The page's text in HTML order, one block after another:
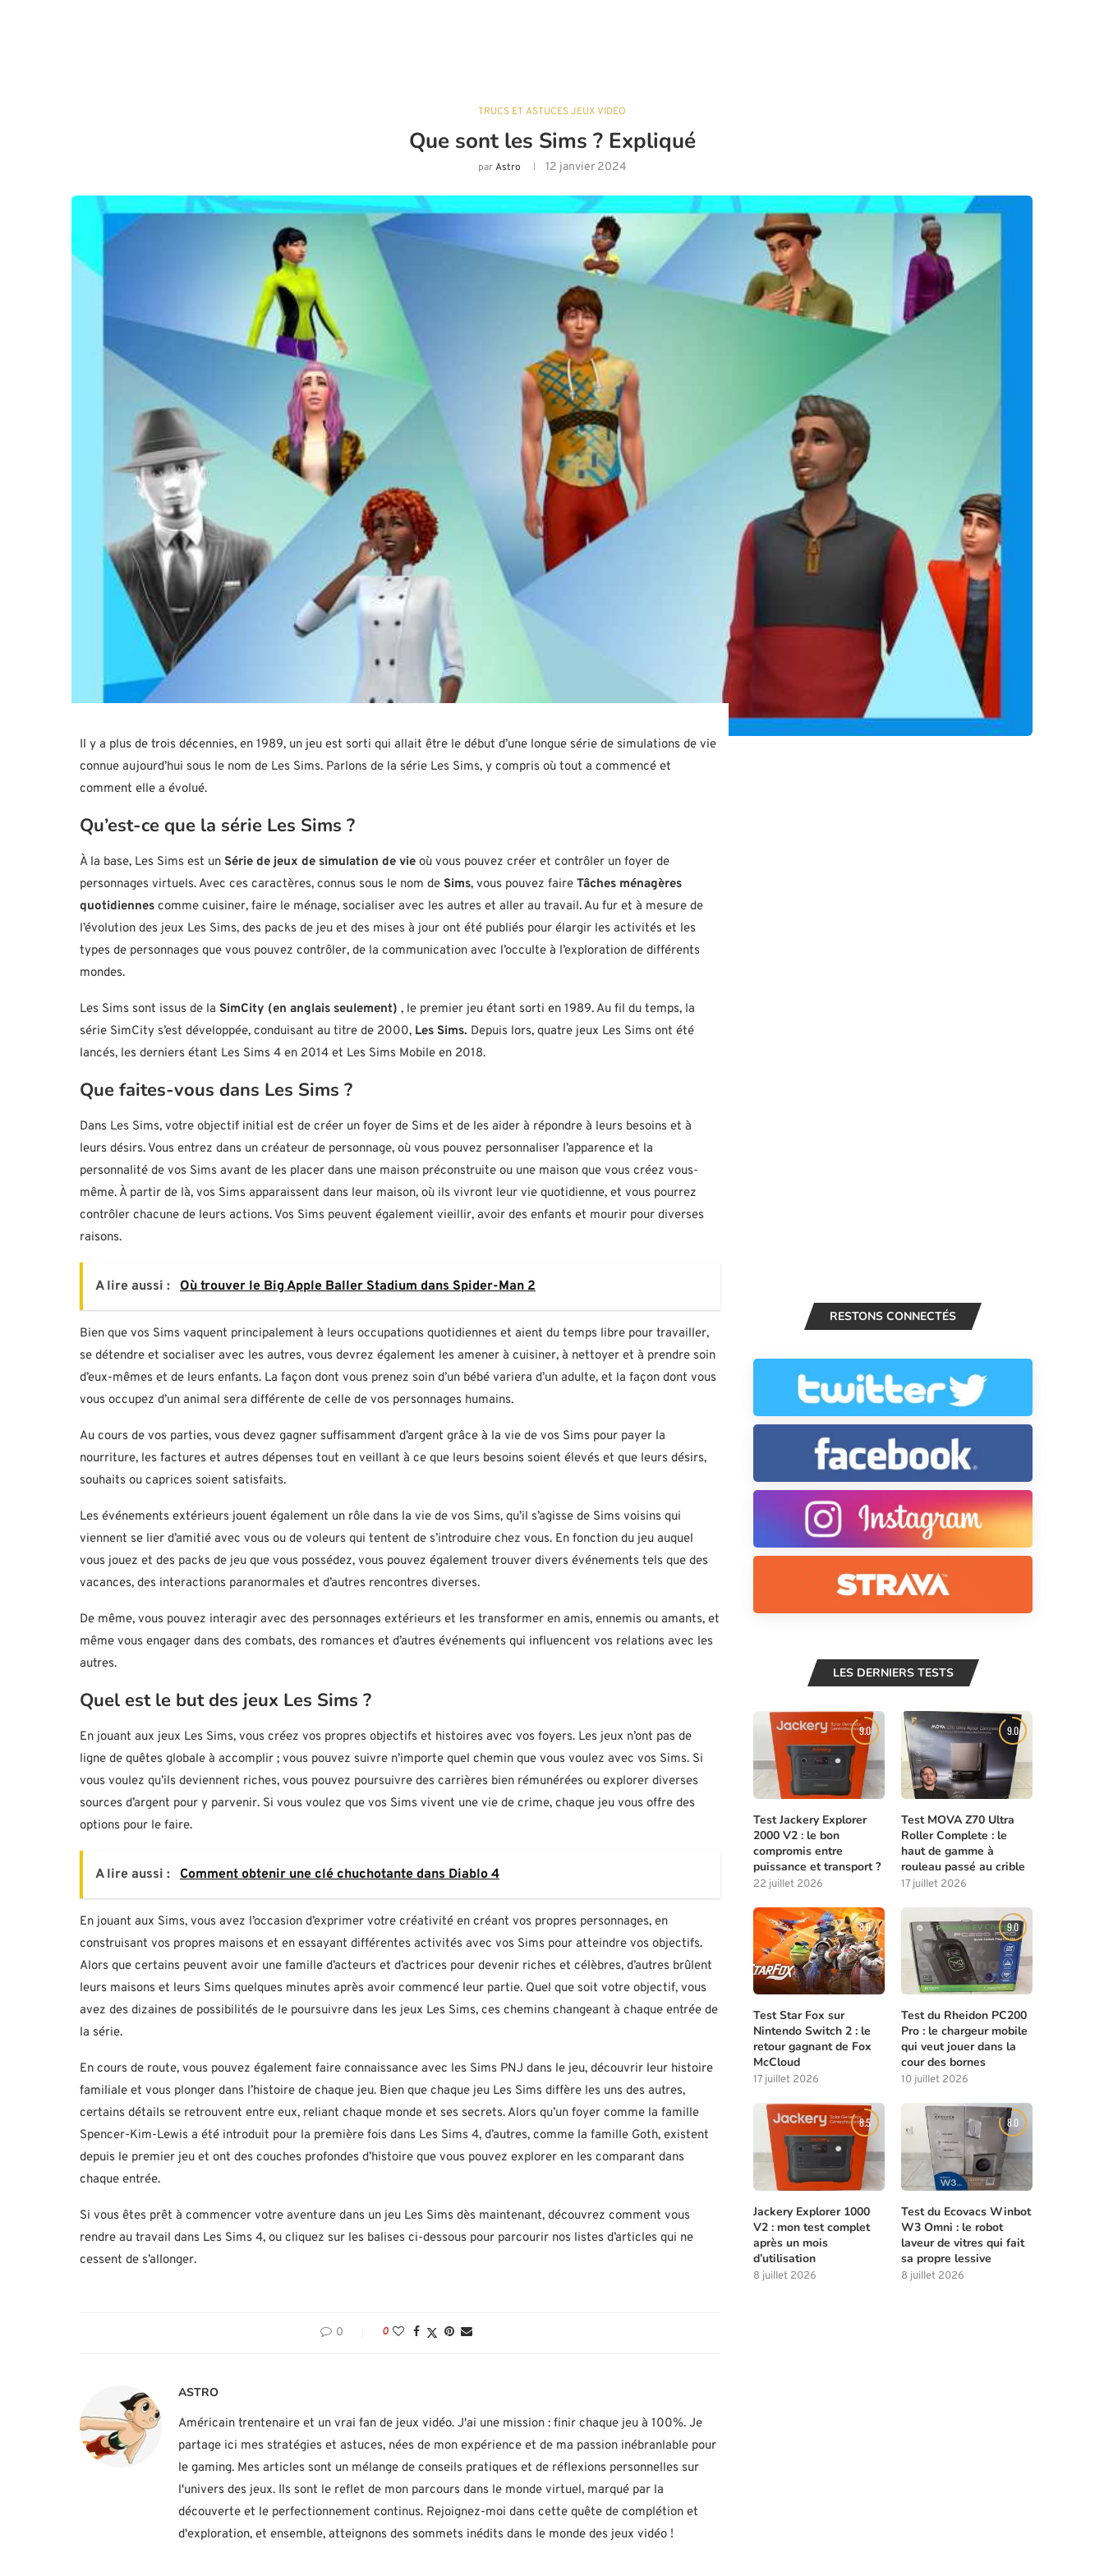
TRUCS ET ASTUCES JEUX VIDÉO
Que sont les Sims ? Expliqué
parAstro 12 janvier 2024
Il y a plus de trois décennies, en 1989, un jeu est sorti qui allait être le début d’une longue série de simulations de vie
connue aujourd’hui sous le nom de Les Sims. Parlons de la série Les Sims, y compris où tout a commencé et
comment elle a évolué.
Qu’est-ce que la série Les Sims ?
À la base, Les Sims est un Série de jeux de simulation de vie où vous pouvez créer et contrôler un foyer de
personnages virtuels. Avec ces caractères, connus sous le nom de Sims, vous pouvez faire Tâches ménagères
quotidiennes comme cuisiner, faire le ménage, socialiser avec les autres et aller au travail. Au fur et à mesure de
l’évolution des jeux Les Sims, des packs de jeu et des mises à jour ont été publiés pour élargir les activités et les
types de personnages que vous pouvez contrôler, de la communication avec l’occulte à l’exploration de différents
mondes.
Les Sims sont issus de la SimCity (en anglais seulement) , le premier jeu étant sorti en 1989. Au fil du temps, la
série SimCity s’est développée, conduisant au titre de 2000, Les Sims. Depuis lors, quatre jeux Les Sims ont été
lancés, les derniers étant Les Sims 4 en 2014 et Les Sims Mobile en 2018.
Que faites-vous dans Les Sims ?
Dans Les Sims, votre objectif initial est de créer un foyer de Sims et de les aider à répondre à leurs besoins et à
leurs désirs. Vous entrez dans un créateur de personnage, où vous pouvez personnaliser l’apparence et la
personnalité de vos Sims avant de les placer dans une maison préconstruite ou une maison que vous créez vous-
même. À partir de là, vos Sims apparaissent dans leur maison, où ils vivront leur vie quotidienne, et vous pourrez
contrôler chacune de leurs actions. Vos Sims peuvent également vieillir, avoir des enfants et mourir pour diverses
raisons.
A lire aussi : Où trouver le Big Apple Baller Stadium dans Spider-Man 2
Bien que vos Sims vaquent principalement à leurs occupations quotidiennes et aient du temps libre pour travailler,
se détendre et socialiser avec les autres, vous devrez également les amener à cuisiner, à nettoyer et à prendre soin
d’eux-mêmes et de leurs enfants. La façon dont vous prenez soin d’un bébé variera d’un adulte, et la façon dont vous
vous occupez d’un animal sera différente de celle de vos personnages humains.
Au cours de vos parties, vous devez gagner suffisamment d’argent grâce à la vie de vos Sims pour payer la
nourriture, les factures et autres dépenses tout en veillant à ce que leurs besoins soient élevés et que leurs désirs,
souhaits ou caprices soient satisfaits.
Les événements extérieurs jouent également un rôle dans la vie de vos Sims, qu’il s’agisse de Sims voisins qui
viennent se lier d’amitié avec vous ou de voleurs qui tentent de s’introduire chez vous. En fonction du jeu auquel
vous jouez et des packs de jeu que vous possédez, vous pouvez également trouver divers événements tels que des
vacances, des interactions paranormales et d’autres rencontres diverses.
De même, vous pouvez interagir avec des personnages extérieurs et les transformer en amis, ennemis ou amants, et
même vous engager dans des combats, des romances et d’autres événements qui influencent vos relations avec les
autres.
Quel est le but des jeux Les Sims ?
En jouant aux jeux Les Sims, vous créez vos propres objectifs et histoires avec vos foyers. Les jeux n’ont pas de
ligne de quêtes globale à accomplir ; vous pouvez suivre n’importe quel chemin que vous voulez avec vos Sims. Si
vous voulez qu’ils deviennent riches, vous pouvez poursuivre des carrières bien rémunérées ou explorer diverses
sources d’argent pour y parvenir. Si vous voulez que vos Sims vivent une vie de crime, chaque jeu vous offre des
options pour le faire.
A lire aussi : Comment obtenir une clé chuchotante dans Diablo 4
En jouant aux Sims, vous avez l’occasion d’exprimer votre créativité en créant vos propres personnages, en
construisant vos propres maisons et en essayant différentes activités avec vos Sims pour atteindre vos objectifs.
Alors que certains peuvent avoir une famille d’acteurs et d’actrices pour devenir riches et célèbres, d’autres brûlent
leurs maisons et leurs Sims quelques minutes après avoir commencé leur partie. Quel que soit votre objectif, vous
avez des dizaines de possibilités de le poursuivre dans les jeux Les Sims, ces chemins changeant à chaque entrée de
la série.
En cours de route, vous pouvez également faire connaissance avec les Sims PNJ dans le jeu, découvrir leur histoire
familiale et vous plonger dans l’histoire de chaque jeu. Bien que chaque jeu Les Sims diffère les uns des autres,
certains détails se retrouvent entre eux, reliant chaque monde et ses secrets. Alors qu’un foyer comme la famille
Spencer-Kim-Lewis a été introduit pour la première fois dans Les Sims 4, d’autres, comme la famille Goth, existent
depuis le premier jeu et ont des couches profondes d’histoire que vous pouvez explorer en les comparant dans
chaque entrée.
Si vous êtes prêt à commencer votre aventure dans un jeu Les Sims dès maintenant, découvrez comment vous
rendre au travail dans Les Sims 4, ou cliquez sur les balises ci-dessous pour parcourir nos listes d’articles qui ne
cessent de s’allonger.
0 0
ASTRO
Américain trentenaire et un vrai fan de jeux vidéo. J'ai une mission : finir chaque jeu à 100%. Je
partage ici mes stratégies et astuces, nées de mon expérience et de ma passion inébranlable pour
le gaming. Mes articles sont un mélange de conseils pratiques et de réflexions personnelles sur
l'univers des jeux. Ils sont le reflet de mon parcours dans le monde virtuel, marqué par la
découverte et le perfectionnement continus. Rejoignez-moi dans cette quête de complétion et
d'exploration, et ensemble, atteignons des sommets inédits dans le monde des jeux vidéo !
RESTONS CONNECTÉS
LES DERNIERS TESTS
9.0
Test Jackery Explorer
2000 V2 : le bon
compromis entre
puissance et transport ?
22 juillet 2026
9.0
Test MOVA Z70 Ultra
Roller Complete : le
haut de gamme à
rouleau passé au crible
17 juillet 2026
8.0
Test Star Fox sur
Nintendo Switch 2 : le
retour gagnant de Fox
McCloud
17 juillet 2026
9.0
Test du Rheidon PC200
Pro : le chargeur mobile
qui veut jouer dans la
cour des bornes
10 juillet 2026
8.5
Jackery Explorer 1000
V2 : mon test complet
après un mois
d’utilisation
8 juillet 2026
8.0
Test du Ecovacs Winbot
W3 Omni : le robot
laveur de vitres qui fait
sa propre lessive
8 juillet 2026